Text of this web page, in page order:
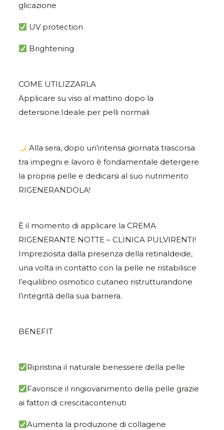
glicazione
UV protection
Brightening
COME UTILIZZARLA
Applicare su viso al mattino dopo la
detersione.Ideale per pelli normali
Alla sera, dopo un’intensa giornata trascorsa
tra impegni e lavoro è fondamentale detergere
la propria pelle e dedicarsi al suo nutrimento
RIGENERANDOLA!
È il momento di applicare la CREMA
RIGENERANTE NOTTE – CLINICA PULVIRENTI!
Impreziosita dalla presenza della retinaldeide,
una volta in contatto con la pelle ne ristabilisce
l’equilibrio osmotico cutaneo ristrutturandone
l’integrità della sua barriera.
BENEFIT
Ripristina il naturale benessere della pelle
Favorisce il ringiovanimento della pelle grazie
ai fattori di crescitacontenuti
Aumenta la produzione di collagene